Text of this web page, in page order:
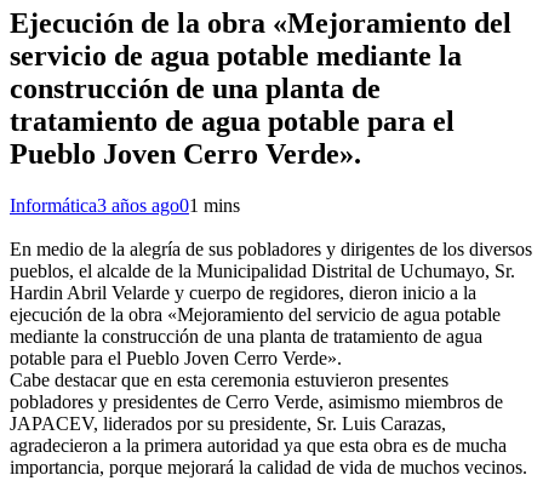
Ejecución de la obra «Mejoramiento del
servicio de agua potable mediante la
construcción de una planta de
tratamiento de agua potable para el
Pueblo Joven Cerro Verde».
Informática3 años ago01 mins
En medio de la alegría de sus pobladores y dirigentes de los diversos
pueblos, el alcalde de la Municipalidad Distrital de Uchumayo, Sr.
Hardin Abril Velarde y cuerpo de regidores, dieron inicio a la
ejecución de la obra «Mejoramiento del servicio de agua potable
mediante la construcción de una planta de tratamiento de agua
potable para el Pueblo Joven Cerro Verde».
Cabe destacar que en esta ceremonia estuvieron presentes
pobladores y presidentes de Cerro Verde, asimismo miembros de
JAPACEV, liderados por su presidente, Sr. Luis Carazas,
agradecieron a la primera autoridad ya que esta obra es de mucha
importancia, porque mejorará la calidad de vida de muchos vecinos.